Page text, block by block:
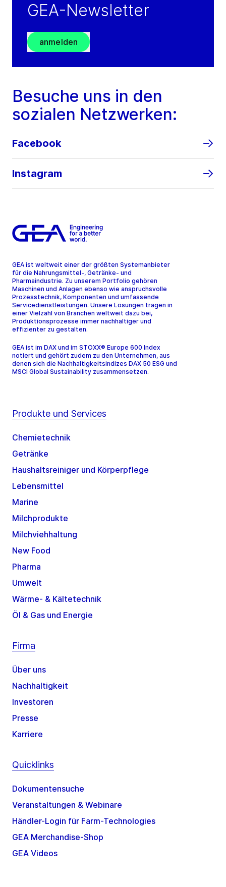
GEA-Newsletter
anmelden
Besuche uns in den
sozialen Netzwerken:
Facebook
Instagram
GEA ist weltweit einer der größten Systemanbieter
für die Nahrungsmittel-, Getränke- und
Pharmaindustrie. Zu unserem Portfolio gehören
Maschinen und Anlagen ebenso wie anspruchsvolle
Prozesstechnik, Komponenten und umfassende
Servicedienstleistungen. Unsere Lösungen tragen in
einer Vielzahl von Branchen weltweit dazu bei,
Produktionsprozesse immer nachhaltiger und
effizienter zu gestalten.
GEA ist im DAX und im STOXX® Europe 600 Index
notiert und gehört zudem zu den Unternehmen, aus
denen sich die Nachhaltigkeitsindizes DAX 50 ESG und
MSCI Global Sustainability zusammensetzen.
Produkte und Services
Chemietechnik
Getränke
Haushaltsreiniger und Körperpflege
Lebensmittel
Marine
Milchprodukte
Milchviehhaltung
New Food
Pharma
Umwelt
Wärme- & Kältetechnik
Öl & Gas und Energie
Firma
Über uns
Nachhaltigkeit
Investoren
Presse
Karriere
Quicklinks
Dokumentensuche
Veranstaltungen & Webinare
Händler-Login für Farm-Technologies
GEA Merchandise-Shop
GEA Videos